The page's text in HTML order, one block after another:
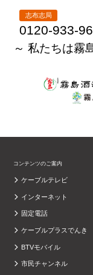
志布志局
0120-933-
～ 私たちは霧
コンテンツのご案内
ケーブルテレビ
インターネット
固定電話
ケーブルプラスでんき
BTVモバイル
市民チャンネル